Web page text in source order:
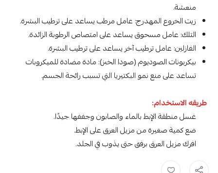
منعشة.
زيت الخروع المهدرج: عامل مرطب يساعد على ترطيب البشرة.
التلك: عامل مسحوق يساعد على امتصاص الرطوبة الزائدة.
الفازلين: عامل ترطيب آخر يساعد على ترطيب البشرة.
بيكربونات الصوديوم (صودا الخبز): مادة مضادة للميكروبات
تساعد على منع نمو البكتيريا التي تسبب رائحة الجسم.
طريقه الاستخدام:
غسل منطقة الإبط بالماء والصابون وجففها جيدًا.
ضع كمية صغيرة من مزيل العرق على الإبط.
افرك مزيل العرق برفق حتى يذوب في الجلد.
مزيل عرق ارم اند هامر ,